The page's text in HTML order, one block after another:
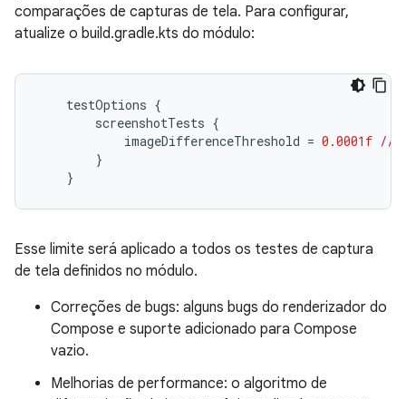
comparações de capturas de tela. Para configurar,
atualize o build.gradle.kts do módulo:
testOptions {
screenshotTests {
imageDifferenceThreshold = 0.0001f //
}
}
Esse limite será aplicado a todos os testes de captura
de tela definidos no módulo.
Correções de bugs: alguns bugs do renderizador do
Compose e suporte adicionado para Compose
vazio.
Melhorias de performance: o algoritmo de